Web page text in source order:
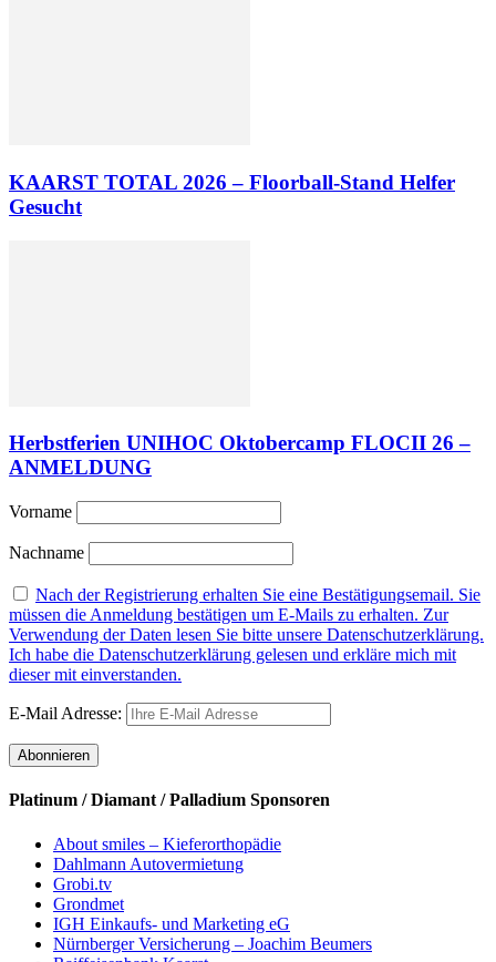
KAARST TOTAL 2026 – Floorball-Stand Helfer
Gesucht
Herbstferien UNIHOC Oktobercamp FLOCII 26 –
ANMELDUNG
Vorname
Nachname
Nach der Registrierung erhalten Sie eine Bestätigungsemail. Sie
müssen die Anmeldung bestätigen um E-Mails zu erhalten. Zur
Verwendung der Daten lesen Sie bitte unsere Datenschutzerklärung.
Ich habe die Datenschutzerklärung gelesen und erkläre mich mit
dieser mit einverstanden.
E-Mail Adresse:
Platinum / Diamant / Palladium Sponsoren
About smiles – Kieferorthopädie
Dahlmann Autovermietung
Grobi.tv
Grondmet
IGH Einkaufs- und Marketing eG
Nürnberger Versicherung – Joachim Beumers